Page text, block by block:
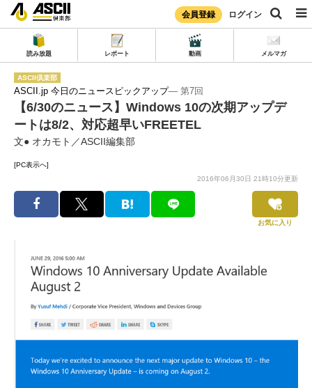
会員登録 ログイン
読み放題 レポート 動画 メルマガ
ASCII倶楽部
ASCII.jp 今日のニュースピックアップ― 第7回
【6/30のニュース】Windows 10の次期アップデ
ートは8/2、対応超早いFREETEL
文● オカモト／ASCII編集部
[PC表示へ]
2016年06月30日 21時10分更新
お気に入り